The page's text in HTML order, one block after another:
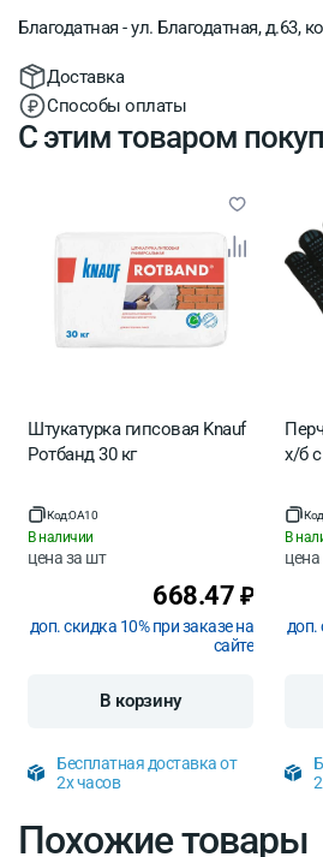
Благодатная - ул. Благодатная, д.63,
Доставка
Способы оплаты
С этим товаром
Штукатурка гипсовая Knauf
Ротбанд 30 кг
Код:OA10
В наличии
цена за шт
668.47 ₽
доп. скидка 10% при заказе на
сайте
В корзину
Бесплатная доставка от
2х часов
х/б
В
цена
доп.
Похожие товары